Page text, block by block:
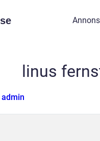
se
linus
admin